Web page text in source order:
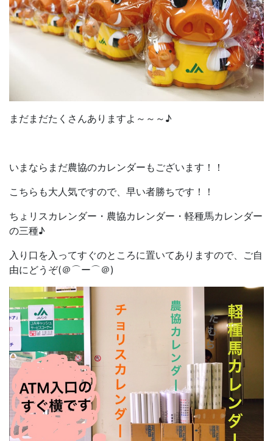
まだまだたくさんありますよ～～～♪
いまならまだ農協のカレンダーもございます！！
こちらも大人気ですので、早い者勝ちです！！
ちょリスカレンダー・農協カレンダー・軽種馬カレンダー
の三種♪
入り口を入ってすぐのところに置いてありますので、ご自
由にどうぞ(＠⌒ー⌒＠)